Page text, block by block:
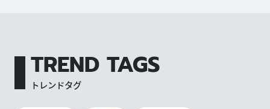
TREND TAGS
トレンドタグ